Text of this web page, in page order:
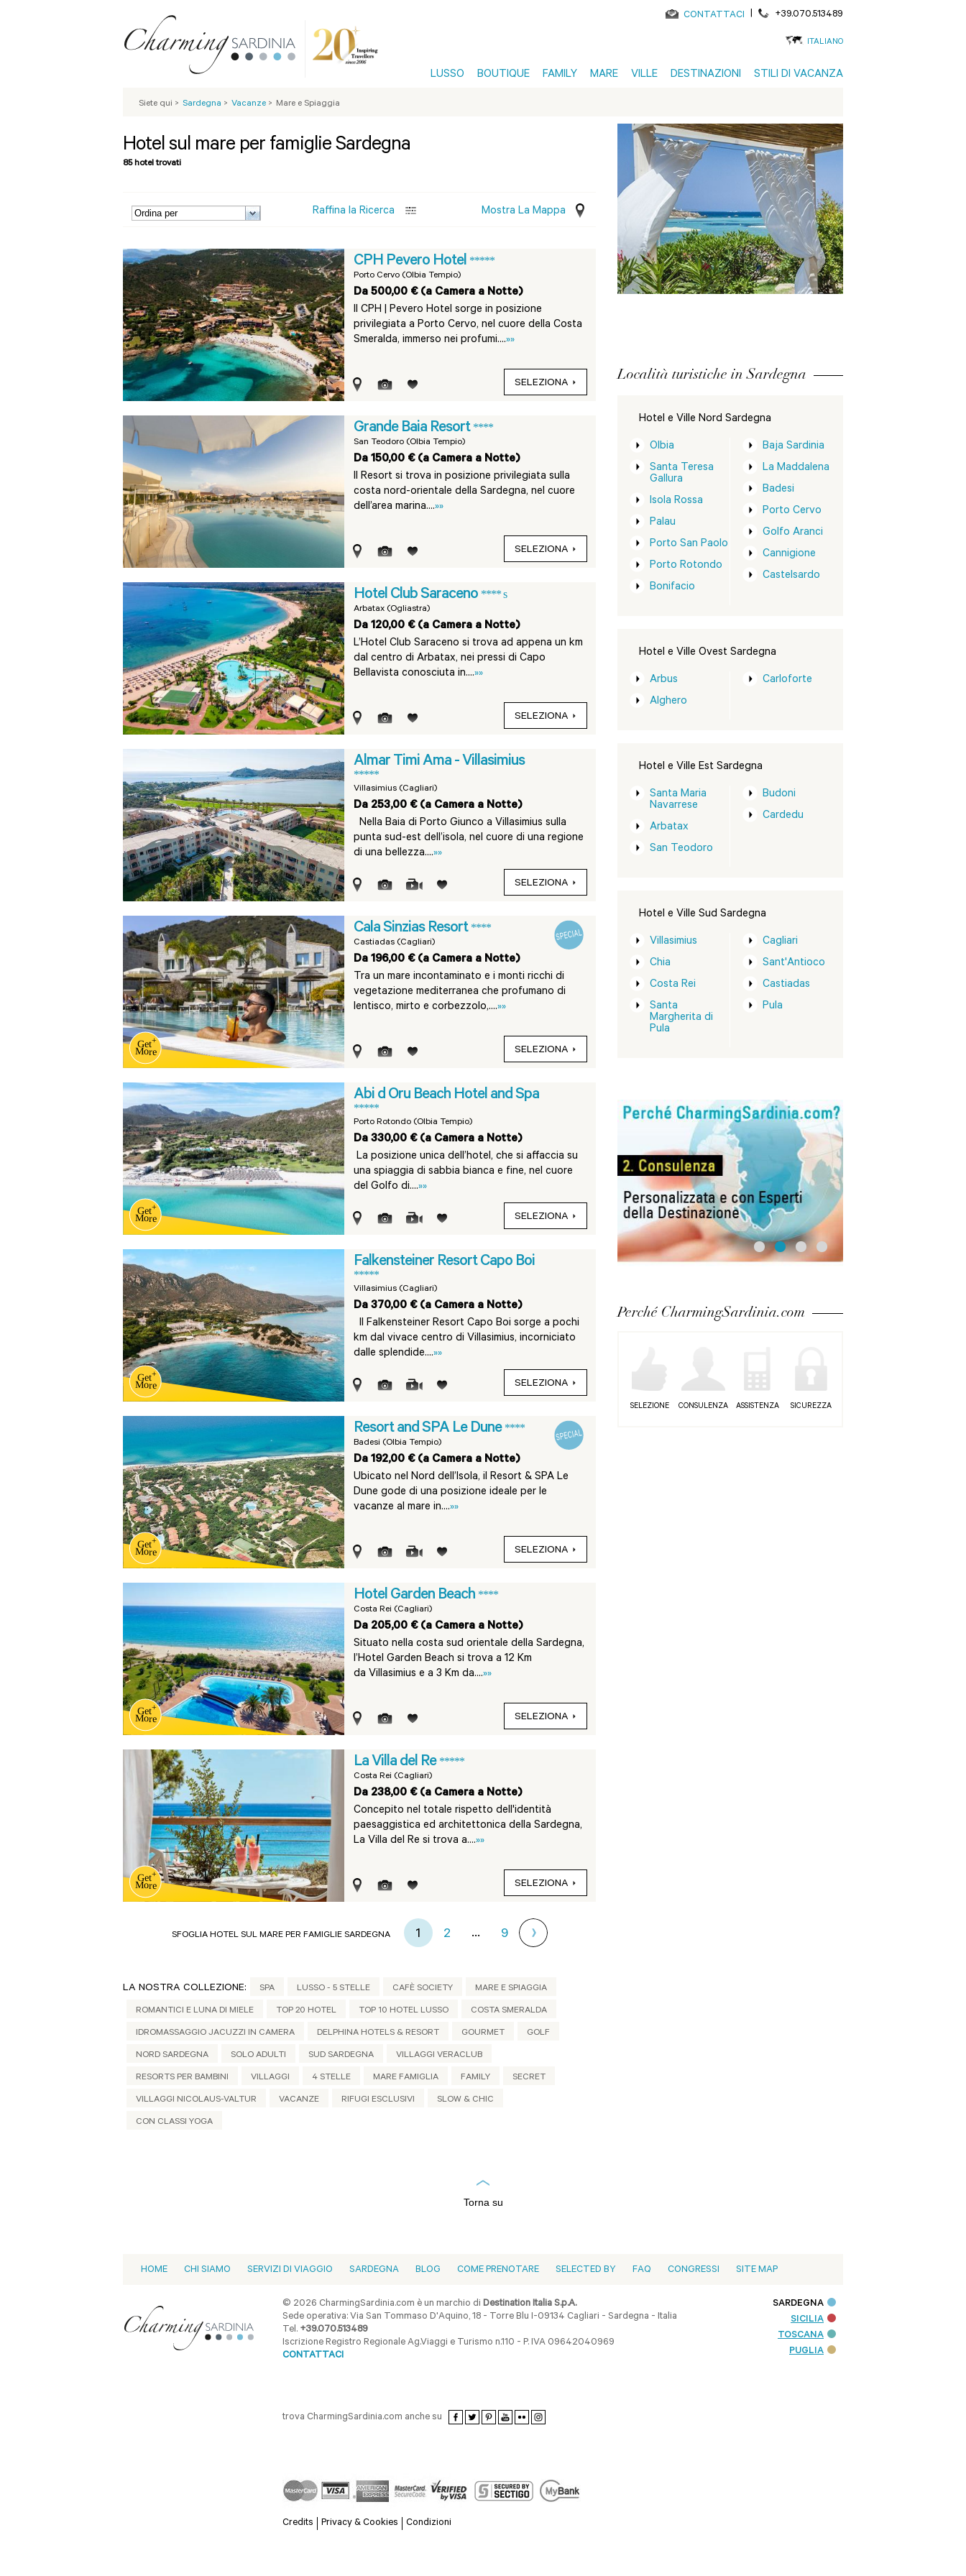
CONTATTACI | +39.070.513489
ITALIANO
LUSSO BOUTIQUE FAMILY MARE VILLE DESTINAZIONI STILI DI VACANZA
Siete qui > Sardegna > Vacanze > Mare e Spiaggia
Hotel sul mare per famiglie Sardegna
85 hotel trovati
Raffina la Ricerca Mostra La Mappa
CPH Pevero Hotel *****
Porto Cervo (Olbia Tempio)
Da 500,00 € (a Camera a Notte)
Il CPH | Pevero Hotel sorge in posizione
privilegiata a Porto Cervo, nel cuore della Costa
Smeralda, immerso nei profumi....»»
SELEZIONA
Grande Baia Resort ****
San Teodoro (Olbia Tempio)
Da 150,00 € (a Camera a Notte)
Il Resort si trova in posizione privilegiata sulla
costa nord-orientale della Sardegna, nel cuore
dell’area marina....»»
SELEZIONA
Hotel Club Saraceno **** s
Arbatax (Ogliastra)
Da 120,00 € (a Camera a Notte)
L’Hotel Club Saraceno si trova ad appena un km
dal centro di Arbatax, nei pressi di Capo
Bellavista conosciuta in....»»
SELEZIONA
Almar Timi Ama - Villasimius
*****
Villasimius (Cagliari)
Da 253,00 € (a Camera a Notte)
Nella Baia di Porto Giunco a Villasimius sulla
punta sud-est dell’isola, nel cuore di una regione
di una bellezza....»»
SELEZIONA
Cala Sinzias Resort ****
Castiadas (Cagliari)
Da 196,00 € (a Camera a Notte)
Tra un mare incontaminato e i monti ricchi di
vegetazione mediterranea che profumano di
lentisco, mirto e corbezzolo,....»»
SELEZIONA
Abi d Oru Beach Hotel and Spa
*****
Porto Rotondo (Olbia Tempio)
Da 330,00 € (a Camera a Notte)
La posizione unica dell’hotel, che si affaccia su
una spiaggia di sabbia bianca e fine, nel cuore
del Golfo di....»»
SELEZIONA
Falkensteiner Resort Capo Boi
*****
Villasimius (Cagliari)
Da 370,00 € (a Camera a Notte)
Il Falkensteiner Resort Capo Boi sorge a pochi
km dal vivace centro di Villasimius, incorniciato
dalle splendide....»»
SELEZIONA
Resort and SPA Le Dune ****
Badesi (Olbia Tempio)
Da 192,00 € (a Camera a Notte)
Ubicato nel Nord dell’Isola, il Resort & SPA Le
Dune gode di una posizione ideale per le
vacanze al mare in....»»
SELEZIONA
Hotel Garden Beach ****
Costa Rei (Cagliari)
Da 205,00 € (a Camera a Notte)
Situato nella costa sud orientale della Sardegna,
l’Hotel Garden Beach si trova a 12 Km
da Villasimius e a 3 Km da....»»
SELEZIONA
La Villa del Re *****
Costa Rei (Cagliari)
Da 238,00 € (a Camera a Notte)
Concepito nel totale rispetto dell'identità
paesaggistica ed architettonica della Sardegna,
La Villa del Re si trova a....»»
SELEZIONA
SFOGLIA HOTEL SUL MARE PER FAMIGLIE SARDEGNA 1 2 ... 9
LA NOSTRA COLLEZIONE: SPA LUSSO - 5 STELLE CAFÈ SOCIETY MARE E SPIAGGIA
ROMANTICI E LUNA DI MIELE TOP 20 HOTEL TOP 10 HOTEL LUSSO COSTA SMERALDA
IDROMASSAGGIO JACUZZI IN CAMERA DELPHINA HOTELS & RESORT GOURMET GOLF
NORD SARDEGNA SOLO ADULTI SUD SARDEGNA VILLAGGI VERACLUB
RESORTS PER BAMBINI VILLAGGI 4 STELLE MARE FAMIGLIA FAMILY SECRET
VILLAGGI NICOLAUS-VALTUR VACANZE RIFUGI ESCLUSIVI SLOW & CHIC
CON CLASSI YOGA
Località turistiche in Sardegna
Hotel e Ville Nord Sardegna
Olbia
Santa Teresa
Gallura
Isola Rossa
Palau
Porto San Paolo
Porto Rotondo
Bonifacio
Baja Sardinia
La Maddalena
Badesi
Porto Cervo
Golfo Aranci
Cannigione
Castelsardo
Hotel e Ville Ovest Sardegna
Arbus
Alghero
Carloforte
Hotel e Ville Est Sardegna
Santa Maria
Navarrese
Arbatax
San Teodoro
Budoni
Cardedu
Hotel e Ville Sud Sardegna
Villasimius
Chia
Costa Rei
Santa
Margherita di
Pula
Cagliari
Sant'Antioco
Castiadas
Pula
Perché CharmingSardinia.com
SELEZIONE CONSULENZA ASSISTENZA SICUREZZA
Torna su
HOME CHI SIAMO SERVIZI DI VIAGGIO SARDEGNA BLOG COME PRENOTARE SELECTED BY FAQ CONGRESSI SITE MAP
© 2026 CharmingSardinia.com è un marchio diDestination Italia S.p.A.
Sede operativa: Via San Tommaso D'Aquino, 18 - Torre Blu I-09134 Cagliari - Sardegna - Italia
Tel. +39.070.513489
Iscrizione Registro Regionale Ag.Viaggi e Turismo n.110 - P. IVA 09642040969
CONTATTACI
trova CharmingSardinia.com anche su
Credits Privacy & Cookies Condizioni
SARDEGNA
SICILIA
TOSCANA
PUGLIA